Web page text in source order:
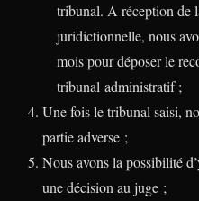
tribunal. A réception de
juridictionnelle, nous
mois pour déposer le
tribunal administratif ;
Une fois le tribunal saisi,
partie adverse ;
Nous avons la possibilité
une décision au juge ;